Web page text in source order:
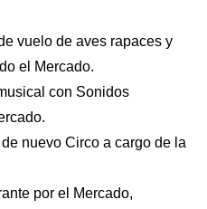
vuelo de aves rapaces y
el Mercado.
con Sonidos
nuevo Circo a cargo de la
por el Mercado,